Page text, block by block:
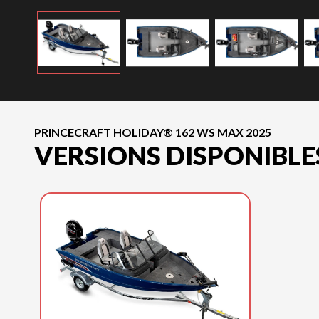
PRINCECRAFT HOLIDAY® 162 WS MAX 2025
VERSIONS